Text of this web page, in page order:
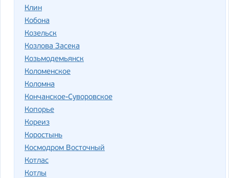
Клин
Кобона
Козельск
Козлова Засека
Козьмодемьянск
Коломенское
Коломна
Кончанское-Суворовское
Копорье
Кореиз
Коростынь
Космодром Восточный
Котлас
Котлы